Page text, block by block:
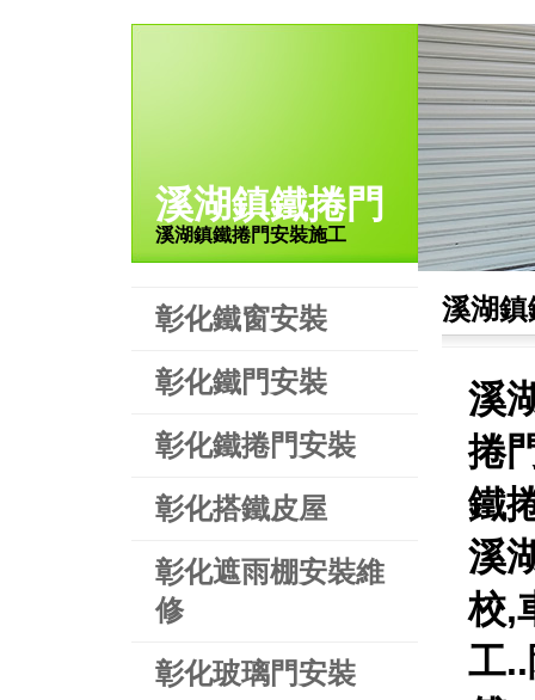
溪湖鎮鐵捲門
溪湖鎮鐵捲門安裝施工
彰化鐵窗安裝
彰化鐵門安裝
彰化鐵捲門安裝
彰化搭鐵皮屋
彰化遮雨棚安裝維
修
彰化玻璃門安裝
溪湖
溪
捲
鐵
溪
校,
工